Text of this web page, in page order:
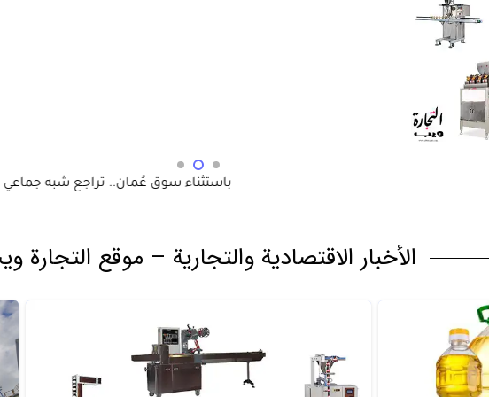
باستثناء سوق عُمان.. تراجع شبه جماعي لبورصات الخليج
الأخبار الاقتصادية والتجارية – موقع التجارة